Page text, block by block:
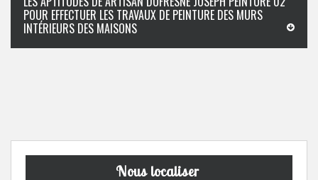
POUR EFFECTUER LES TRAVAUX DE PEINTURE DES MURS
INTÉRIEURS DES MAISONS
Nous localiser